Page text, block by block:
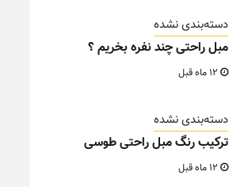
دسته‌بندی نشده
مبل راحتی چند نفره بخریم ؟
دسته‌بندی نشده
ترکیب رنگ مبل راحتی طوسی